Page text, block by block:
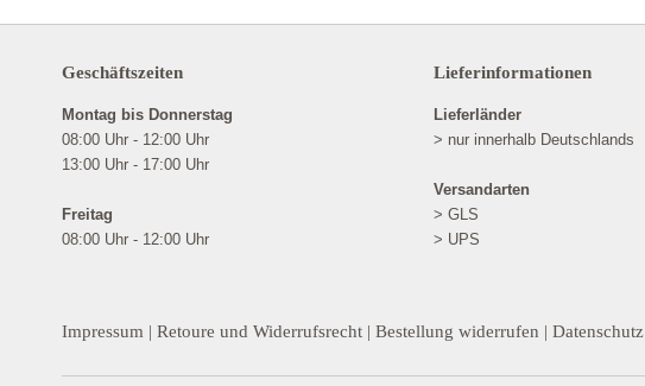
Geschäftszeiten
Montag bis Donnerstag
08:00 Uhr - 12:00 Uhr
13:00 Uhr - 17:00 Uhr
Freitag
08:00 Uhr - 12:00 Uhr
Lieferinformationen
Lieferländer
> nur innerhalb Deutschlands
Versandarten
> GLS
> UPS
Impressum | Retoure und Widerrufsrecht | Bestellung widerrufen | Datenschutz